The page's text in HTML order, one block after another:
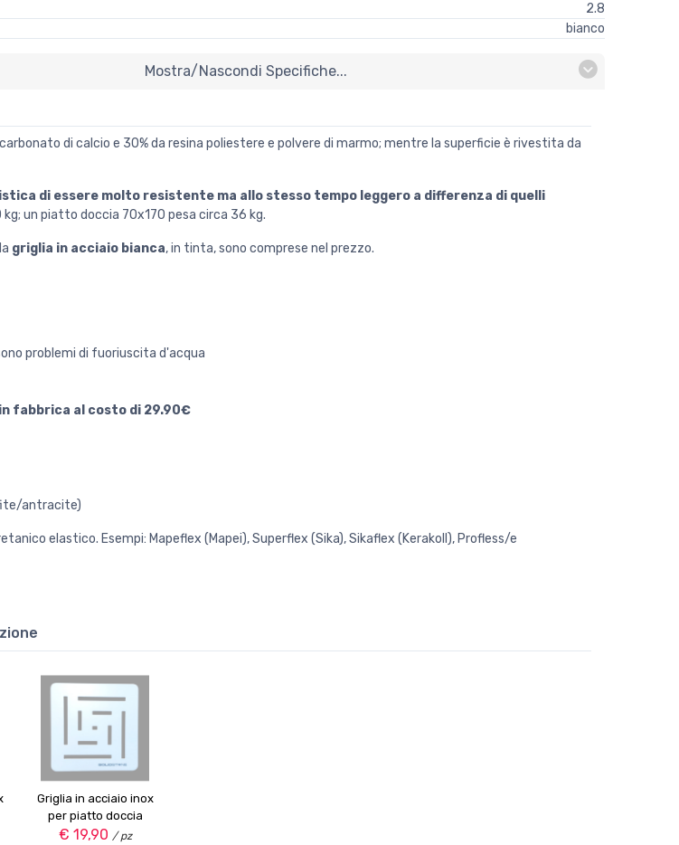
2.8
bianco
Mostra/nascondi Specifiche...
di calcio e 30% da resina poliestere e polvere di marmo; mentre la superficie è rivestita da
di essere molto resistente ma allo stesso tempo leggero a differenza di quelli
un piatto doccia 70x170 pesa circa 36 kg.
griglia in acciaio bianca, in tinta, sono comprese nel prezzo.
problemi di fuoriuscita d'acqua
fabbrica al costo di 29.90€
antracite)
elastico. Esempi: Mapeflex (Mapei), Superflex (Sika), Sikaflex (Kerakoll), Profless/e
Griglia in acciaio inox
per piatto doccia
SOLIDSTONE
€ 19,90 / pz